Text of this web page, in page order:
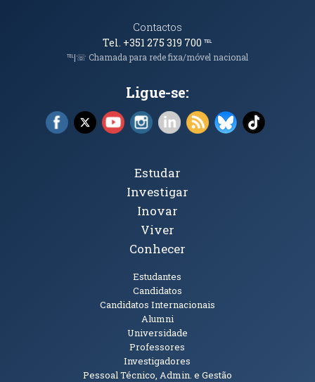
Contactos
Tel. +351 275 319 700℡
℡|☏ Chamada para rede fixa/móvel nacional
Ligue-se:
Facebook (abre em nova janela)
X (abre em nova janela)
YouTube (abre em nova janela)
Instagram (abre em nova janela)
LinkedIn (abre em nova
RSS (abre em nova
Bluesky (abre
TikTok
Tópicos Principais
Estudar
Investigar
Inovar
Viver
Conhecer
Estudantes
Candidatos
Candidatos Internacionais
Alumni
Universidade
Professores
Investigadores
Pessoal Técnico, Admin. e Gestão